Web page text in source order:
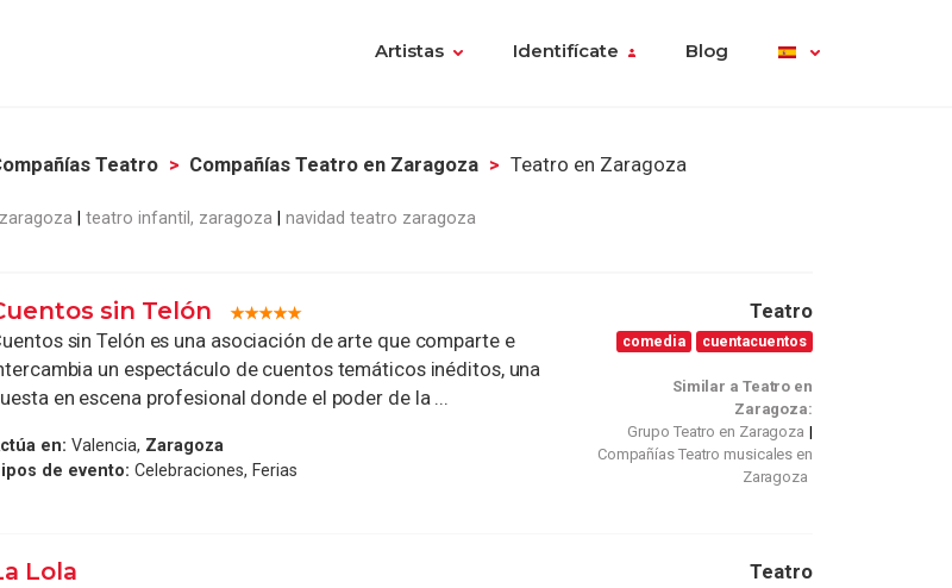
Artistas Identifícate Blog
Teatro Compañías Teatro en Zaragoza Teatro en Zaragoza
teatro infantil, zaragoza navidad teatro zaragoza
sin Telón
sin Telón es una asociación de arte que comparte e
un espectáculo de cuentos temáticos inéditos, una
en escena profesional donde el poder de la ...
en: Valencia, Zaragoza
de evento: Celebraciones, Ferias
Teatro
comedia cuentacuentos
Similar a Teatro en
Zaragoza:
Grupo Teatro en Zaragoza
Compañías Teatro musicales en
Zaragoza
Lola Teatro